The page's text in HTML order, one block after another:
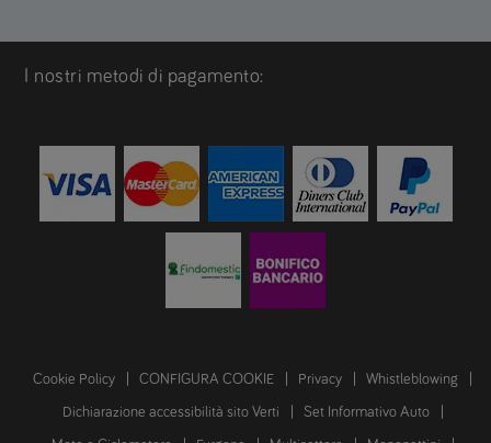
I nostri metodi di pagamento:
Cookie Policy CONFIGURA COOKIE Privacy Whistleblowing
Dichiarazione accessibilità sito Verti Set Informativo Auto